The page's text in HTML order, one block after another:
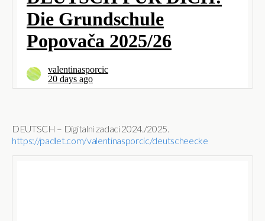
DEUTSCH – Digitalni zadaci 2024./2025.
https://padlet.com/valentinasporcic/deutscheecke